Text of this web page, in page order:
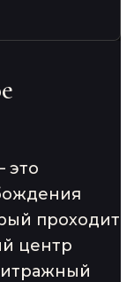
это
проходит
центр